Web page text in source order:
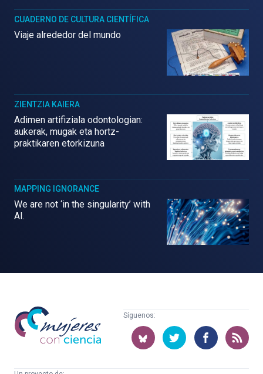
CUADERNO DE CULTURA CIENTÍFICA
Viaje alrededor del mundo
ZIENTZIA KAIERA
Adimen artifiziala odontologian:
aukerak, mugak eta hortz-
praktikaren etorkizuna
MAPPING IGNORANCE
We are not ‘in the singularity’ with
AI.
Mujeres
con
ciencia
Síguenos: